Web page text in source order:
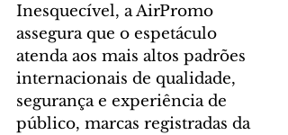
Inesquecível, a AirPromo
assegura que o espetáculo
atenda aos mais altos padrões
internacionais de qualidade,
segurança e experiência de
público, marcas registradas da